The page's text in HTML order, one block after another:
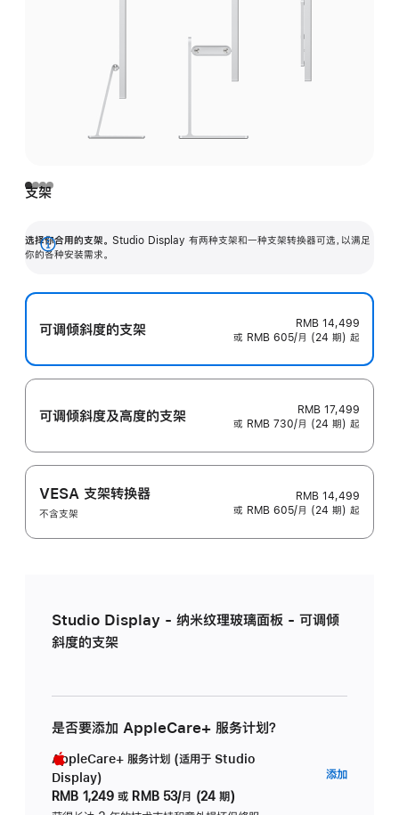
支架
选择你合用的支架。 Studio Display 有两种支架和一种支架转换器可选，以满足
你的各种安装需求。
展
可调倾斜度的支架
RMB 14,499
或 RMB 605/月 (24 期) 起
可调倾斜度及高‍度的支‍架
RMB 17,499
或 RMB 730/月 (24 期) 起
VESA 支架转换器
不含支架
RMB 14,499
或 RMB 605/月 (24 期) 起
Studio Display - 纳米纹理玻璃面板 - 可调倾
斜度的支架
是否要添加 AppleCare+ 服务计划？
AppleCare+ 服务计划 (适用于 Studio
Display)
RMB 1,249 或 RMB 53/月 (24 期)
添加